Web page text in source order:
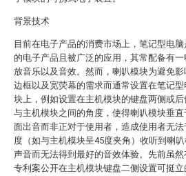
背景技术
目前在电子产品的消费市场上，笔记型电
的电子产品且被广泛的应用，其常配备有
放音乐以及音效。然而，喇叭模块为避免
边框以及宽荧幕的需求而通常设置在笔记
块上，例如设置在主机模块的键盘两侧或
与主机模块之间的角度，使得喇叭模块垂
面出音而非正对于使用者，造成使用者无法
度（如与主机模块呈45度夹角）收听到喇
声音而无法得到最好的音效体验。先前虽
专利案公开在主机模块键盘二侧设置可挺立